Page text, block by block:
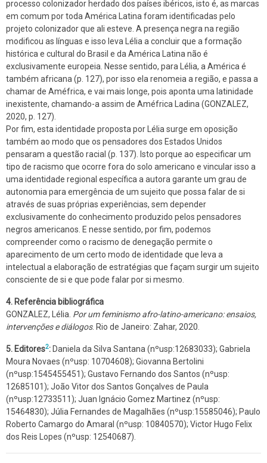
processo colonizador herdado dos países ibéricos, isto é, as marcas
em comum por toda América Latina foram identificadas pelo
projeto colonizador que ali esteve. A presença negra na região
modificou as línguas e isso leva Lélia a concluir que a formação
histórica e cultural do Brasil e da América Latina não é
exclusivamente europeia. Nesse sentido, para Lélia, a América é
também africana (p. 127), por isso ela renomeia a região, e passa a
chamar de Améfrica, e vai mais longe, pois aponta uma latinidade
inexistente, chamando-a assim de Améfrica Ladina (GONZALEZ,
2020, p. 127).
Por fim, esta identidade proposta por Lélia surge em oposição
também ao modo que os pensadores dos Estados Unidos
pensaram a questão racial (p. 137). Isto porque ao especificar um
tipo de racismo que ocorre fora do solo americano e vincular isso a
uma identidade regional específica a autora garante um grau de
autonomia para emergência de um sujeito que possa falar de si
através de suas próprias experiências, sem depender
exclusivamente do conhecimento produzido pelos pensadores
negros americanos. E nesse sentido, por fim, podemos
compreender como o racismo de denegação permite o
aparecimento de um certo modo de identidade que leva a
intelectual a elaboração de estratégias que façam surgir um sujeito
consciente de si e que pode falar por si mesmo.
4. Referência bibliográfica
GONZALEZ, Lélia. Por um feminismo afro-latino-americano: ensaios,
intervenções e diálogos. Rio de Janeiro: Zahar, 2020.
5. Editores2: Daniela da Silva Santana (nºusp:12683033); Gabriela
Moura Novaes (nºusp: 10704608); Giovanna Bertolini
(nºusp:1545455451); Gustavo Fernando dos Santos (nºusp:
12685101); João Vitor dos Santos Gonçalves de Paula
(nºusp:12733511); Juan Ignácio Gomez Martinez (nºusp:
15464830); Júlia Fernandes de Magalhães (nºusp:15585046); Paulo
Roberto Camargo do Amaral (nºusp: 10840570); Victor Hugo Felix
dos Reis Lopes (nºusp: 12540687).